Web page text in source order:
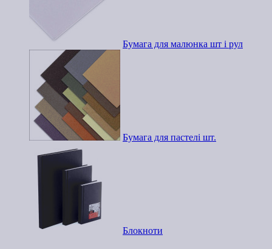
Бумага для малюнка шт і рул
Бумага для пастелі шт.
Блокноти